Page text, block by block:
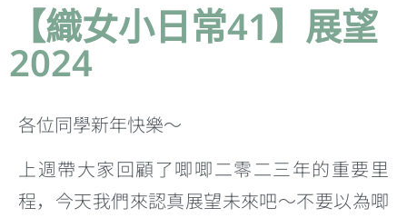
【織女小日常41】展望
2024
各位同學新年快樂～
上週帶大家回顧了唧唧二零二三年的重要里
程，今天我們來認真展望未來吧～不要以為唧